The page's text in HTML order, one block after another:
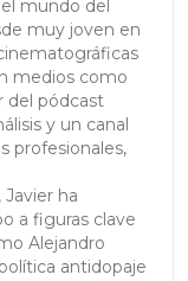
mundo del
muy joven en
medios como
del pódcast
y un canal
profesionales,
ha
a figuras clave
Alejandro
antidopaje